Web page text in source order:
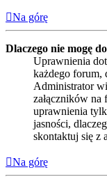
Na górę
Dlaczego nie mogę
Uprawnienia
każdego forum,
Administrator
załączników na
uprawnienia
jasności,
skontaktuj się z
Na górę